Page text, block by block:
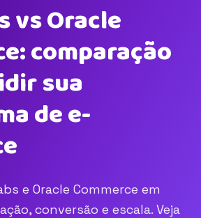
vs Oracle
comparação
sua
de e-
e Oracle Commerce em
conversão e escala. Veja